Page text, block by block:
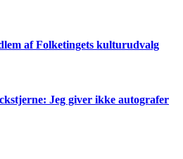
af Folketingets kulturudvalg
Jeg giver ikke autografer